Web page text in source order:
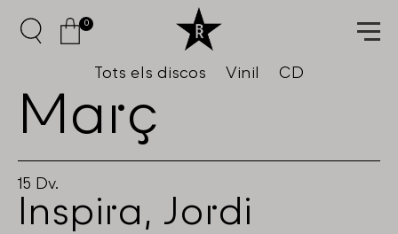
Tots els discos Vinil CD
0
Març
15 Dv.
Inspira, Jordi